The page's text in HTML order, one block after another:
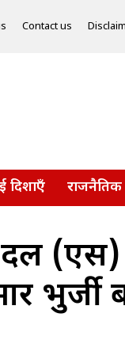
Contact us
दिशाएँ राजनैतिक
(एस)